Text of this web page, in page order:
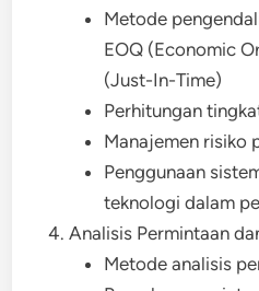
Metode
EOQ (Economic
(Just-In-Time)
Perhitungan
Manajemen risiko
Penggunaan
teknologi dalam
Analisis Permintaan
Metode analisis